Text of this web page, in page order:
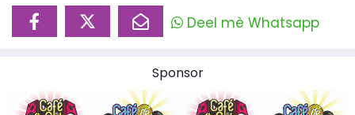
Deel mè Whatsapp
Sponsor